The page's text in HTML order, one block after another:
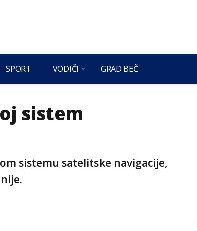
SPORT VODIČI GRAD BEČ
sistem
sistemu satelitske navigacije,